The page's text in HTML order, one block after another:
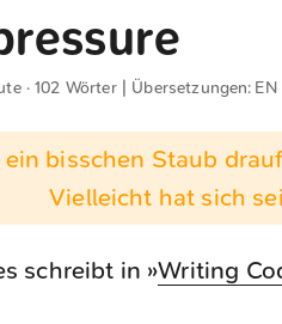
· 102 Wörter | Übersetzungen: EN
ein bisschen Staub
Vielleicht hat sich
schreibt in »Writing